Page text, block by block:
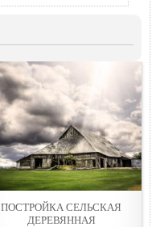
ПОСТРОЙКА СEЛЬСКАЯ
ДЕРЕВЯННAЯ